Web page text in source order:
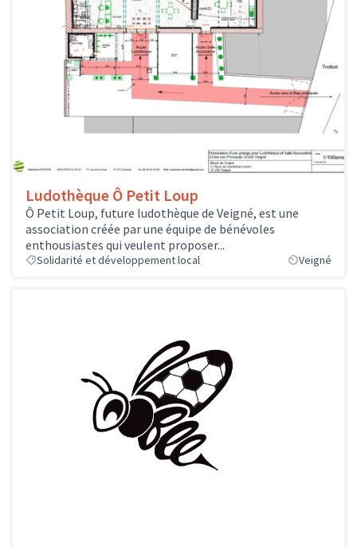
Ludothèque Ô Petit Loup
Ô Petit Loup, future ludothèque de Veigné, est une
association créée par une équipe de bénévoles
enthousiastes qui veulent proposer...
Solidarité et développement local Veigné